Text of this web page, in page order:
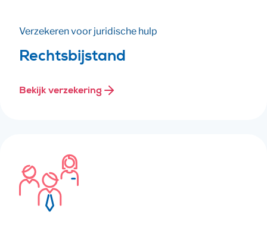
Verzekeren voor juridische hulp
Rechtsbijstand
Bekijk verzekering